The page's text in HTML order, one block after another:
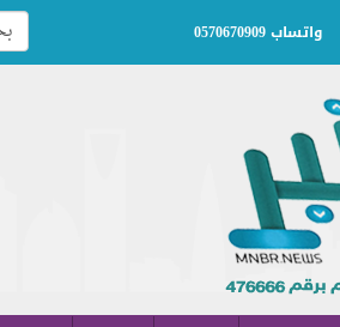
واتساب 0570670909